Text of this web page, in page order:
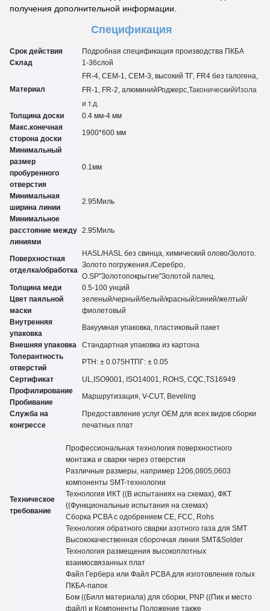
получения дополнительной информации.
Спецификация
Срок действия
Подробная спецификация производства ПКБА
Склад
1-36слой
Материал
FR-4, CEM-1, CEM-3, высокий ТГ, FR4 без галогена,
FR-1, FR-2, алюминийРоджерс, ТаконическийИзола
и т.д.
Толщина доски
0.4 мм-4 мм
Макс.конечная
сторона доски
1900*600 мм
Минимальный
размер
пробуренного
отверстия
0. 1 мм
Минимальная
ширина линии
2.95Миль
Минимальное
расстояние между
линиями
2.95Миль
Поверхностная
отделка/обработка
HASL/HASL без свинца, химический олово/Золото.
Золото погружения. /Серебро,
О. SP"Золотопокрытие"Золотой палец.
Толщина меди
0.5-100 унций
Цвет паяльной
маски
зеленый/черный/белый/красный/синий/желтый/
фиолетовый
Внутренняя
упаковка
Вакуумная упаковка, пластиковый пакет
Внешняя упаковка
Стандартная упаковка из картона
Толерантность
отверстий
PTH: ± 0.075НТПГ: ± 0.05
Сертификат UL, ISO9001, ISO14001, ROHS, CQC ,TS16949
Профилирование
Пробивание
Маршрутизация, V-CUT, Beveling
Служба на
конгрессе
Предоставление услуг OEM для всех видов сборки
печатных плат
Техническое
требование
Профессиональная технология поверхностного
монтажа и сварки через отверстия
Различные размеры, например 1206,0805,0603
компоненты SMT-технологии
Технология ИКТ ((В испытаниях на схемах), ФКТ
((Функциональные испытания на схемах)
Сборка PCBA с одобрением CE, FCC, Rohs
Технология обратного сварки азотного газа для SMT
Высококачественная сборочная линия SMT&Solder
Технология размещения высокоплотных
взаимосвязанных плат
Файл Гербера или Файл PCBA для изготовления голых
ПКБА-папок
Бом ((Билл материала) для сборки, PNP ((Пик и место
файл) и Компоненты Положение также